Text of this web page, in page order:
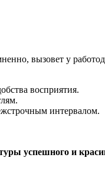
вызовет у
восприятия.
интервалом.
успешного и